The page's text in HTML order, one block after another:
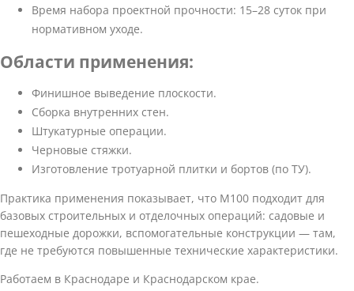
Время набора проектной прочности: 15–28 суток при
нормативном уходе.
Области применения:
Финишное выведение плоскости.
Сборка внутренних стен.
Штукатурные операции.
Черновые стяжки.
Изготовление тротуарной плитки и бортов (по ТУ).
Практика применения показывает, что М100 подходит для
базовых строительных и отделочных операций: садовые и
пешеходные дорожки, вспомогательные конструкции — там,
где не требуются повышенные технические характеристики.
Работаем в Краснодаре и Краснодарском крае.